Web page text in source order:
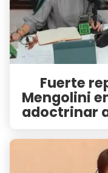
Fuerte
Mengolini
adoctrinar